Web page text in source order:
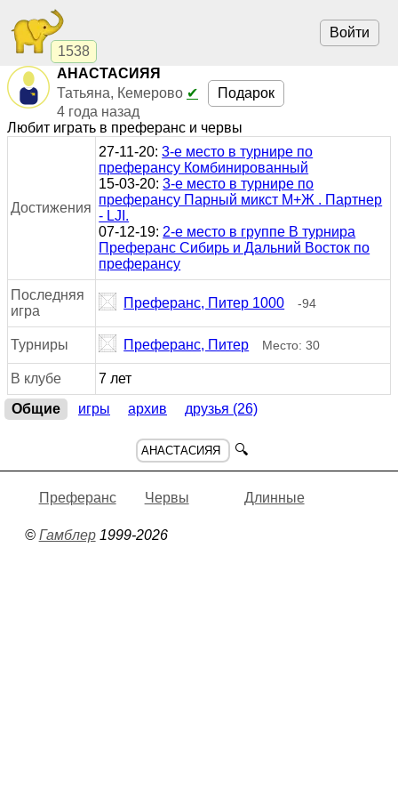
1538
Войти
АНАСТАСИЯЯ
Татьяна, Кемерово ✔
4 года назад
Подарок
Любит играть в преферанс и червы
Достижения
27-11-20:3-е место в турнире по
преферансу Комбинированный
15-03-20:3-е место в турнире по
преферансу Парный микст М+Ж . Партнер
- LJI.
07-12-19: 2-е место в группе В турнира
Преферанс Сибирь и Дальний Восток по
преферансу
Последняя
игра
Преферанс, Питер 1000 -94
Турниры Преферанс, Питер Место: 30
В клубе
7 лет
Общие
игры архив друзья (26)
🔍
Преферанс Червы Длинные
© Гамблер1999-2026